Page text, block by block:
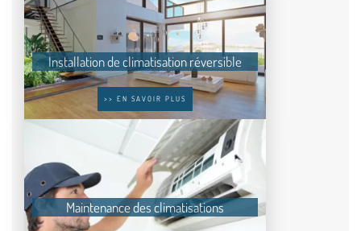
Installation de climatisation réversible
>> EN SAVOIR PLUS
Maintenance des climatisations